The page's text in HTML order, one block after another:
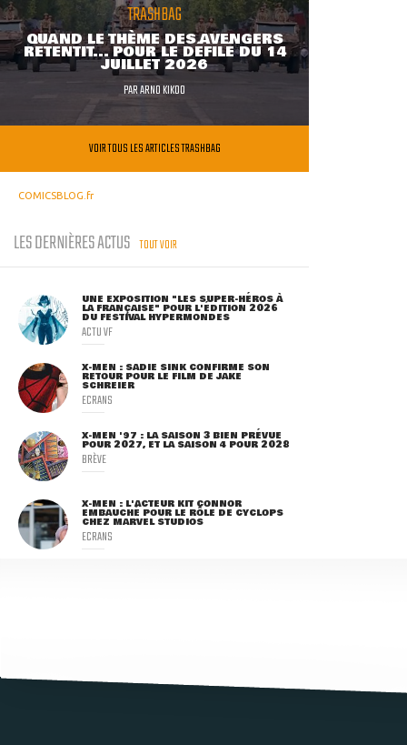
TRASHBAG
QUAND LE THÈME DES AVENGERS
RETENTIT... POUR LE DÉFILÉ DU 14
JUILLET 2026
PARARNO KIKOO
VOIR TOUS LES ARTICLES TRASHBAG
COMICSBLOG.fr
LES DERNIÈRES ACTUS TOUT VOIR
UNE EXPOSITION "LES SUPER-HÉROS À
LA FRANÇAISE" POUR L'ÉDITION 2026
DU FESTIVAL HYPERMONDES
ACTU VF
X-MEN : SADIE SINK CONFIRME SON
RETOUR POUR LE FILM DE JAKE
SCHREIER
ECRANS
X-MEN '97 : LA SAISON 3 BIEN PRÉVUE
POUR 2027, ET LA SAISON 4 POUR 2028
BRÈVE
X-MEN : L'ACTEUR KIT CONNOR
EMBAUCHÉ POUR LE RÔLE DE CYCLOPS
CHEZ MARVEL STUDIOS
ECRANS